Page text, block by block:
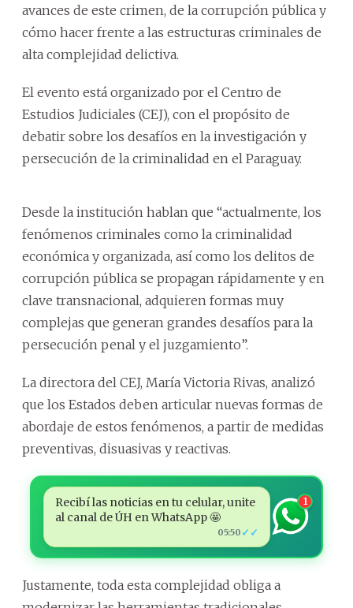
avances de este crimen, de la corrupción pública y
cómo hacer frente a las estructuras criminales de
alta complejidad delictiva.
El evento está organizado por el Centro de
Estudios Judiciales (CEJ), con el propósito de
debatir sobre los desafíos en la investigación y
persecución de la criminalidad en el Paraguay.
Desde la institución hablan que “actualmente, los
fenómenos criminales como la criminalidad
económica y organizada, así como los delitos de
corrupción pública se propagan rápidamente y en
clave transnacional, adquieren formas muy
complejas que generan grandes desafíos para la
persecución penal y el juzgamiento”.
La directora del CEJ, María Victoria Rivas, analizó
que los Estados deben articular nuevas formas de
abordaje de estos fenómenos, a partir de medidas
preventivas, disuasivas y reactivas.
Recibí las noticias en tu celular, unite
al canal de ÚH en WhatsApp 🤩
05:50 ✓✓
1
Justamente, toda esta complejidad obliga a